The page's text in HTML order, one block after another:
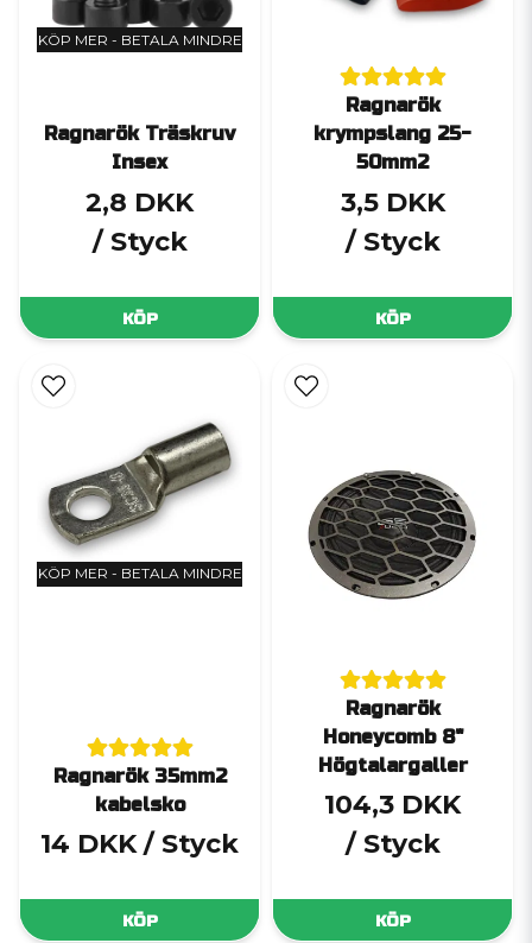
KÖP MER - BETALA MINDRE
Ragnarök Träskruv
Insex
2,8 DKK
/ Styck
KÖP
Ragnarök
krympslang 25-
50mm2
3,5 DKK
/ Styck
KÖP
KÖP MER - BETALA MINDRE
Ragnarök 35mm2
kabelsko
14 DKK / Styck
KÖP
Ragnarök
Honeycomb 8"
Högtalargaller
104,3 DKK
/ Styck
KÖP